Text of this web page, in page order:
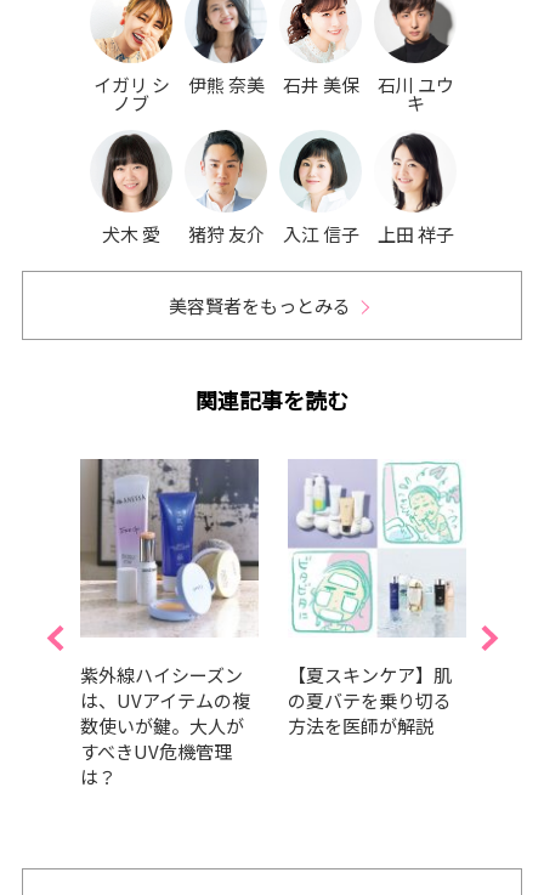
イガリ シ
ノブ
伊熊 奈美 石井 美保 石川 ユウ
キ
犬木 愛 猪狩 友介 入江 信子 上田 祥子
美容賢者をもっとみる
関連記事を読む
紫外線ハイシーズン
は、UVアイテムの複
数使いが鍵。大人が
すべきUV危機管理
は？
【夏スキンケア】肌
の夏バテを乗り切る
方法を医師が解説